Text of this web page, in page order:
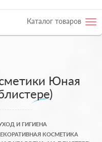
Каталог товаров
Юная
И ГИГИЕНА
КОСМЕТИКА